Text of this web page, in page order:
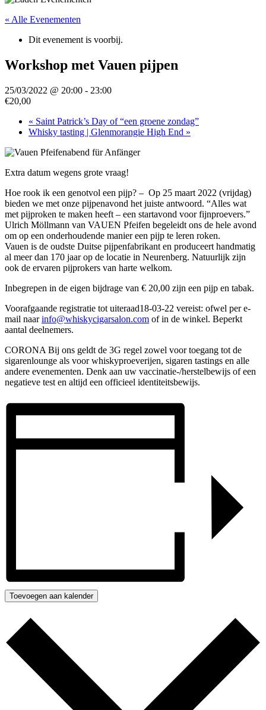
« Alle Evenementen
Dit evenement is voorbij.
Workshop met Vauen pijpen
25/03/2022 @ 20:00 - 23:00
€20,00
« Saint Patrick’s Day of “een groene zondag”
Whisky tasting | Glenmorangie High End »
Extra datum wegens grote vraag!
Hoe rook ik een genotvol een pijp? – Op 25 maart 2022 (vrijdag)
bieden we met onze pijpenavond het juiste antwoord. “Alles wat
met pijproken te maken heeft – een startavond voor fijnproevers.”
Ulrich Möllmann van VAUEN Pfeifen begeleidt ons de hele avond
om op een onderhoudende manier een pijp te leren roken.
Vauen is de oudste Duitse pijpenfabrikant en produceert handmatig
al meer dan 170 jaar op de locatie in Neurenberg. Natuurlijk zijn
ook de ervaren pijprokers van harte welkom.
Inbegrepen in de eigen bijdrage van € 20,00 zijn een pijp en tabak.
Voorafgaande registratie tot uiteraad18-03-22 vereist: ofwel per e-
mail naarinfo@whiskycigarsalon.com of in de winkel. Beperkt
aantal deelnemers.
CORONA Bij ons geldt de 3G regel zowel voor toegang tot de
sigarenlounge als voor whiskyproeverijen, sigaren tastings en alle
andere evenementen. Denk aan uw vaccinatie-/herstelbewijs of een
negatieve test en altijd een officieel identiteitsbewijs.
Toevoegen aan kalender